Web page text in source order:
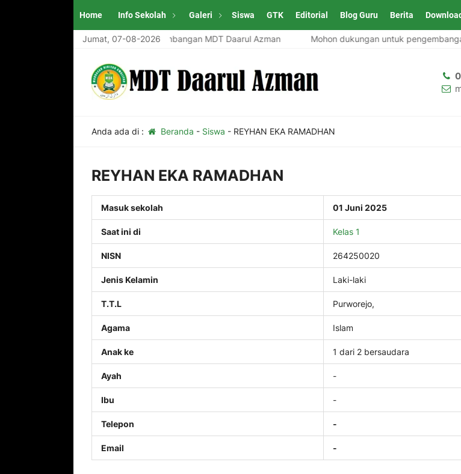
Home Info Sekolah Galeri Siswa GTK Editorial Blog Guru Berita
Jumat, 07-08-2026
Mohon dukungan untuk pengembangan MDT Daarul Azman Mohon dukungan untuk
Anda ada di : Beranda - Siswa - REYHAN EKA RAMADHAN
REYHAN EKA RAMADHAN
Masuk sekolah 01 Juni 2025
Saat ini di Kelas 1
NISN 264250020
Jenis Kelamin Laki-laki
T.T.L Purworejo,
Agama Islam
Anak ke 1 dari 2 bersaudara
Ayah -
Ibu -
Telepon -
Email -